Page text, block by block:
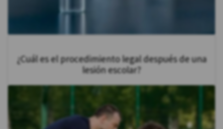
¿Cuál es el procedimiento legal después de una
lesión escolar?